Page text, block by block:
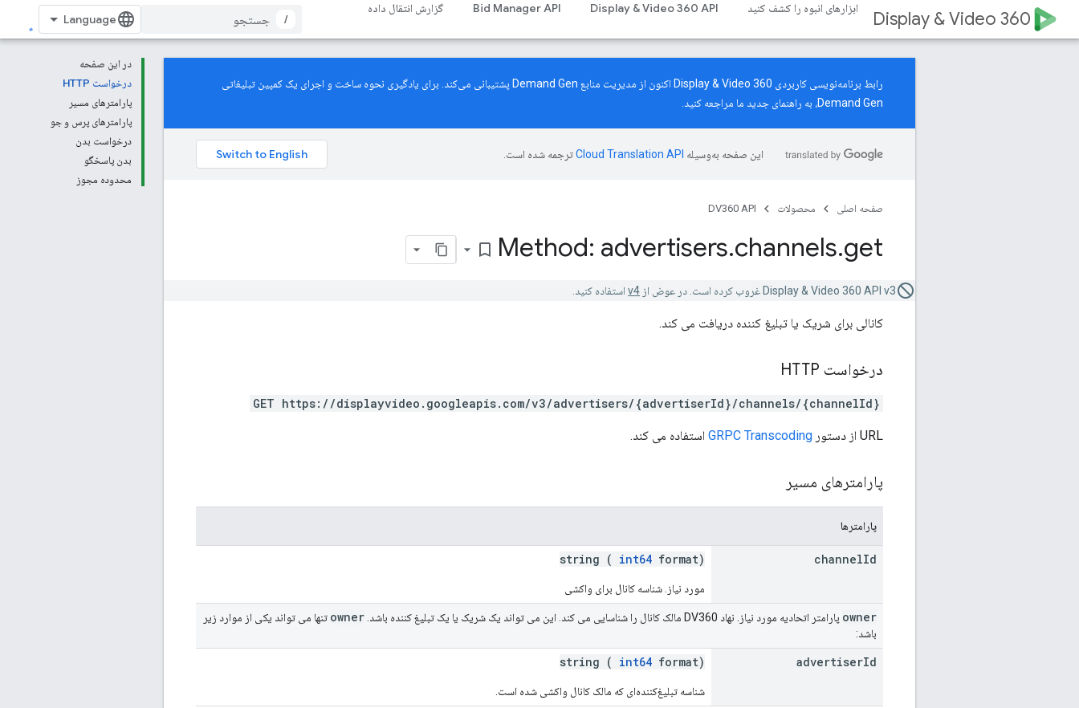
Display & Video 360 ابزارهای انبوه را کشف کنید Display & Video 360 API
Bid Manager API گزارش انتقال داده
/
در این صفحه
درخواست HTTP
پارامترهای مسیر
پارامترهای پرس و جو
درخواست بدن
بدن پاسخگو
محدوده مجوز
رابط برنامه‌نویسی کاربردی Display & Video 360 اکنون از مدیریت منابع Demand Gen پشتیبانی می‌کند. برای یادگیری نحوه ساخت و اجرای یک کمپین تبلیغاتی
Demand Gen، به
راهنمای جدید ما مراجعه کنید.
این صفحه به‌وسیله ترجمه شده است.
صفحه اصلی محصولات DV360 API
Method: advertisers.channels.get
bookmark_border
Display & Video 360 API v3 غروب کرده است. در عوض از v4 استفاده کنید.
کانالی برای شریک یا تبلیغ کننده دریافت می کند.
درخواست HTTP
GET https://displayvideo.googleapis.com/v3/advertisers/{advertiserId}/channels/{channelId}
URL از دستور GRPC Transcoding استفاده می کند.
پارامترهای مسیر
پارامترها
channelId
string ( int64 format)
مورد نیاز. شناسه کانال برای واکشی
owner پارامتر اتحادیه مورد نیاز. نهاد DV360 مالک کانال را شناسایی می کند. این می تواند یک شریک یا یک تبلیغ کننده باشد. owner تنها می تواند یکی از موارد زیر
باشد:
advertiserId
string ( int64 format)
شناسه تبلیغ‌کننده‌ای که مالک کانال واکشی شده است.